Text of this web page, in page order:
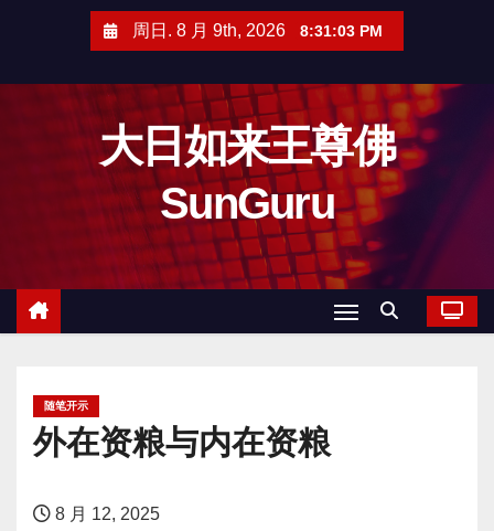
周日. 8 月 9th, 2026 8:31:04 PM
大日如来王尊佛
SunGuru
随笔开示
外在资粮与内在资粮
8 月 12, 2025